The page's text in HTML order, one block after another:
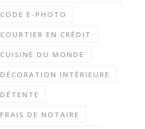
CODE E-PHOTO
COURTIER EN CRÉDIT
CUISINE DU MONDE
DÉCORATION INTÉRIEURE
DÉTENTE
FRAIS DE NOTAIRE